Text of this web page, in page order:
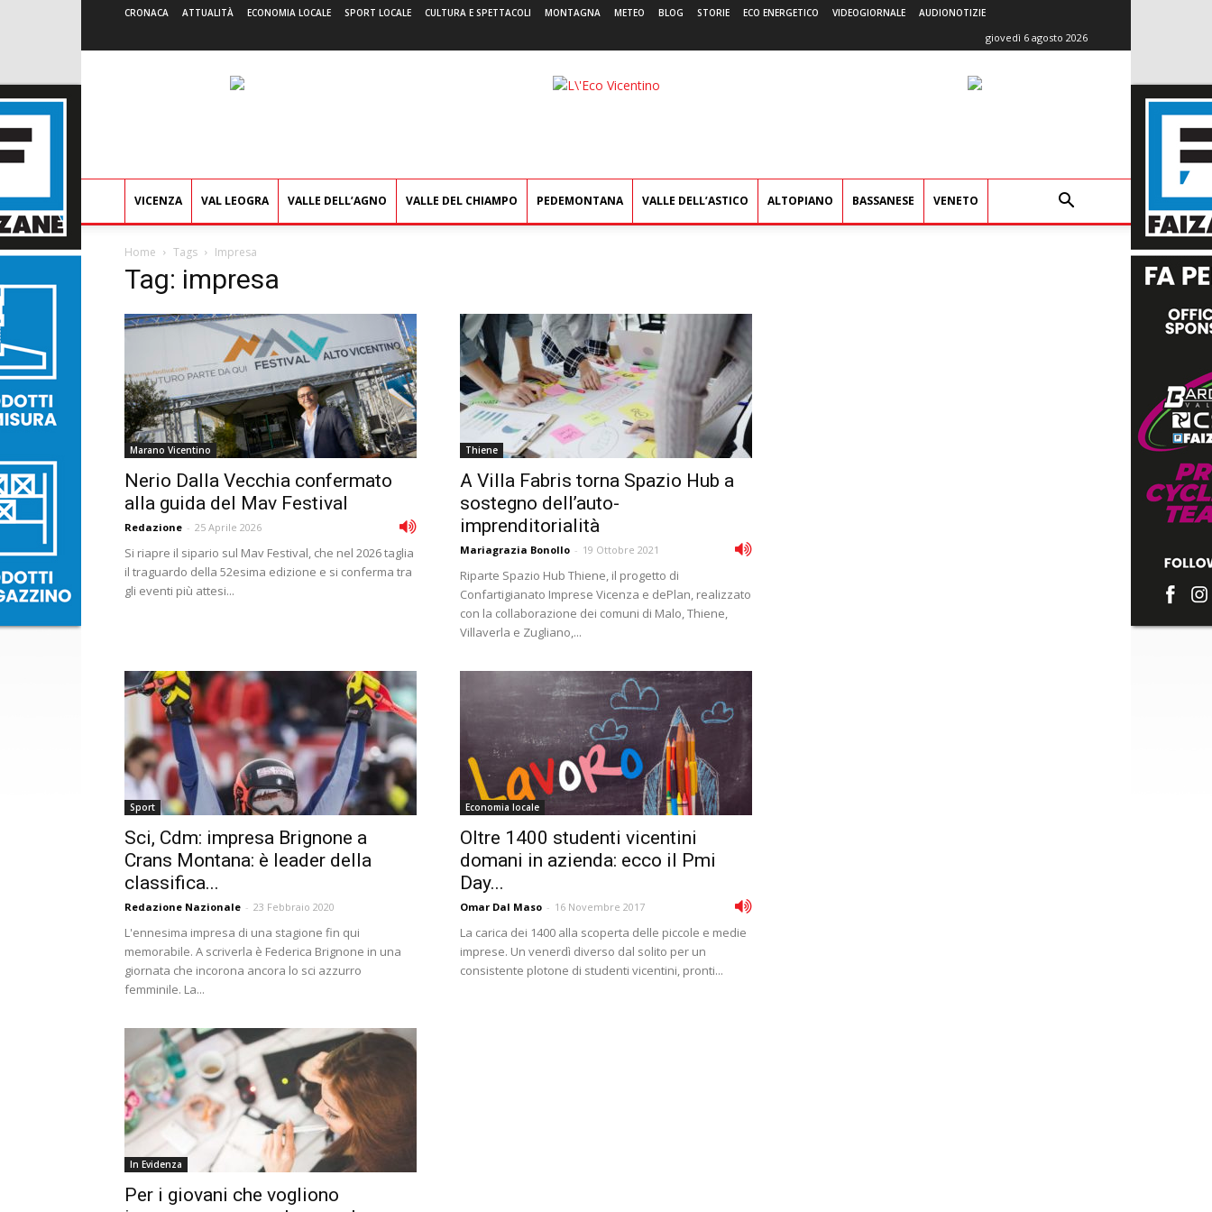
CRONACA ATTUALITÀ ECONOMIA LOCALE SPORT LOCALE CULTURA E SPETTACOLI MONTAGNA METEO BLOG STORIE ECO ENERGETICO VIDEOGIORNALE AUDIONOTIZIE
giovedì 6 agosto 2026
L'Eco
VICENZA VAL LEOGRA VALLE DELL’AGNO VALLE DEL CHIAMPO PEDEMONTANA VALLE DELL’ASTICO ALTOPIANO BASSANESE VENETO
Home Tags Impresa
Tag: impresa
Marano Vicentino
Nerio Dalla Vecchia confermato
alla guida del Mav Festival
Redazione - 25 Aprile 2026
Si riapre il sipario sul Mav Festival, che nel 2026 taglia
il traguardo della 52esima edizione e si conferma tra
gli eventi più attesi...
Thiene
A Villa Fabris torna Spazio Hub a
sostegno dell’auto-
imprenditorialità
Mariagrazia Bonollo - 19 Ottobre 2021
Riparte Spazio Hub Thiene, il progetto di
Confartigianato Imprese Vicenza e dePlan, realizzato
con la collaborazione dei comuni di Malo, Thiene,
Villaverla e Zugliano,...
Sport
Sci, Cdm: impresa Brignone a
Crans Montana: è leader della
classifica...
Redazione Nazionale - 23 Febbraio 2020
L'ennesima impresa di una stagione fin qui
memorabile. A scriverla è Federica Brignone in una
giornata che incorona ancora lo sci azzurro
femminile. La...
Economia locale
Oltre 1400 studenti vicentini
domani in azienda: ecco il Pmi
Day...
Omar Dal Maso - 16 Novembre 2017
La carica dei 1400 alla scoperta delle piccole e medie
imprese. Un venerdì diverso dal solito per un
consistente plotone di studenti vicentini, pronti...
In Evidenza
Per i giovani che vogliono